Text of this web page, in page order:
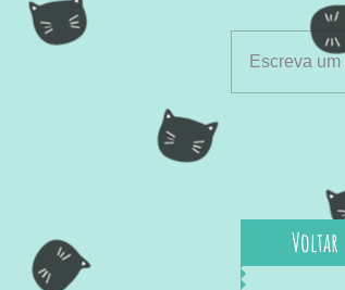
Escreva
Voltar